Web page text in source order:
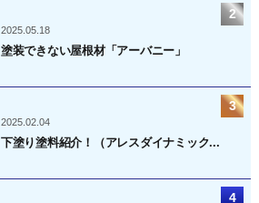
2025.05.18
塗装できない屋根材「アーバニー」
2025.02.04
下塗り塗料紹介！（アレスダイナミック...